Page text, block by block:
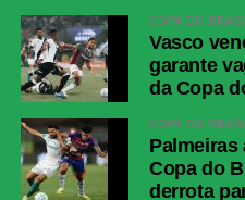
COPA DO BRASIL
Vasco
garante
da Copa
COPA DO BRASIL
Palmeiras
Copa do
derrota